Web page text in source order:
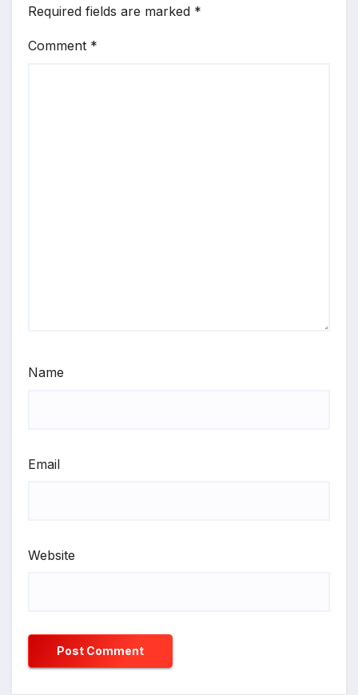
Required fields are marked *
Comment *
Name
Email
Website